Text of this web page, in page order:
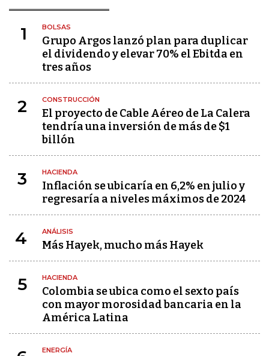
1 BOLSAS
Grupo Argos lanzó plan para duplicar
el dividendo y elevar 70% el Ebitda en
tres años
2 CONSTRUCCIÓN
El proyecto de Cable Aéreo de La Calera
tendría una inversión de más de $1
billón
3 HACIENDA
Inflación se ubicaría en 6,2% en julio y
regresaría a niveles máximos de 2024
4 ANÁLISIS
Más Hayek, mucho más Hayek
5 HACIENDA
Colombia se ubica como el sexto país
con mayor morosidad bancaria en la
América Latina
ENERGÍA